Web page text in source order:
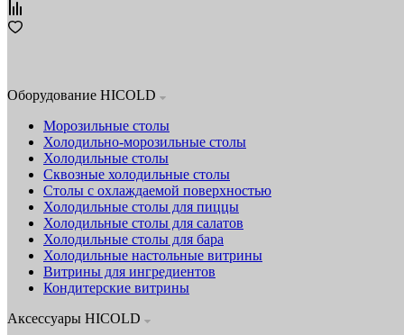
Оборудование HICOLD
Морозильные столы
Холодильно-морозильные столы
Холодильные столы
Сквозные холодильные столы
Столы с охлаждаемой поверхностью
Холодильные столы для пиццы
Холодильные столы для салатов
Холодильные столы для бара
Холодильные настольные витрины
Витрины для ингредиентов
Кондитерские витрины
Аксессуары HICOLD